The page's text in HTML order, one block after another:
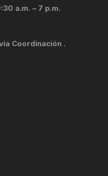
a.m. – 7 p.m.
Coordinación .